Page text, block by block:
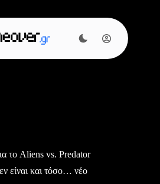
το Aliens vs. Predator
είναι και τόσο… νέο